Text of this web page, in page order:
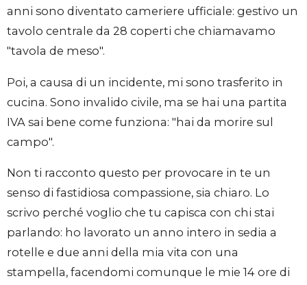
anni sono diventato cameriere ufficiale: gestivo un
tavolo centrale da 28 coperti che chiamavamo
"tavola de meso".
Poi, a causa di un incidente, mi sono trasferito in
cucina. Sono invalido civile, ma se hai una partita
IVA sai bene come funziona: "hai da morire sul
campo".
Non ti racconto questo per provocare in te un
senso di fastidiosa compassione, sia chiaro. Lo
scrivo perché voglio che tu capisca con chi stai
parlando: ho lavorato un anno intero in sedia a
rotelle e due anni della mia vita con una
stampella, facendomi comunque le mie 14 ore di